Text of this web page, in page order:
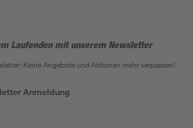
Laufenden mit unserem Newsletter
Keine Angebote und Aktionen mehr verpassen!
Anmeldung